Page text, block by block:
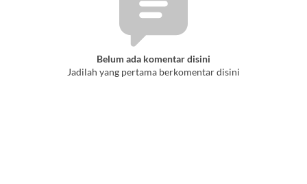
Belum ada komentar disini
Jadilah yang pertama berkomentar disini